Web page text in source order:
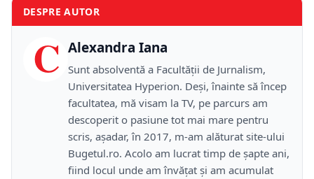
DESPRE AUTOR
C Alexandra Iana
Sunt absolventă a Facultății de Jurnalism,
Universitatea Hyperion. Deși, înainte să încep
facultatea, mă visam la TV, pe parcurs am
descoperit o pasiune tot mai mare pentru
scris, așadar, în 2017, m-am alăturat site-ului
Bugetul.ro. Acolo am lucrat timp de șapte ani,
fiind locul unde am învățat și am acumulat